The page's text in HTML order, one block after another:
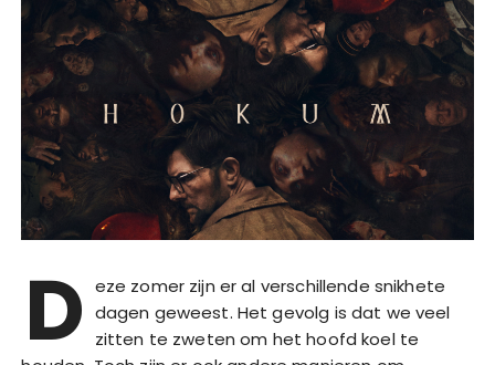
D eze zomer zijn er al verschillende snikhete
dagen geweest. Het gevolg is dat we veel
zitten te zweten om het hoofd koel te